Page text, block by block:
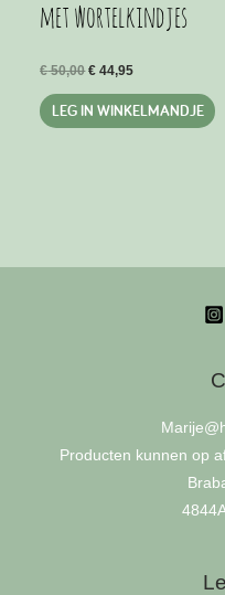
met wortelkindjes
€50,00Oorspronkelijke
was:
€ 44,95Huidige
is:
LEG IN WINKELMANDJE
Marije
Producten kunnen op